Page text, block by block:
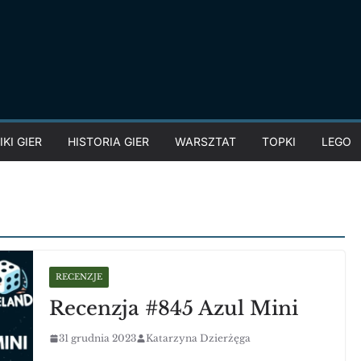
GIER HISTORIA GIER WARSZTAT TOPKI LEGO
RECENZJE
Recenzja #845 Azul Mini
31 grudnia 2023 Katarzyna Dzierżęga